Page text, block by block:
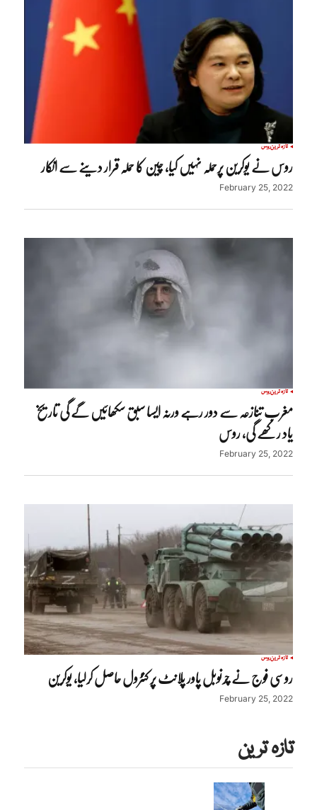
تازہ ترینروس
روس نے یوکرین پرحملہ نہیں کیا، چین کا حملہ قرار دینے سے انکار
February 25, 2022
تازہ ترینروس
مغرب تنازعہ سے دور رہے ورنہ ایسا سبق سکھائیں گے گی تاریخ
یاد رکھے گی، روس
February 25, 2022
تازہ ترینروس
روسی فوج نے چرنوبل پاور پلانٹ پر کنٹرول حاصل کرلیا، یوکرین
February 25, 2022
تازہ ترین